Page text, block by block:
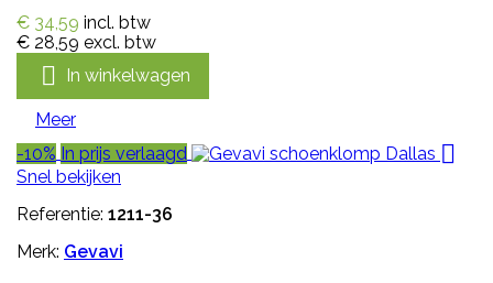
€ 34,59 incl. btw
€ 28,59 excl. btw
 In winkelwagen
Meer
-10% In prijs verlaagd 
Snel bekijken
Referentie: 1211-36
Merk: Gevavi